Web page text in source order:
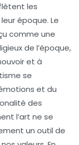
les
époque. Le
comme une
de l’époque,
et à
se
et du
des
l’art ne se
un outil de